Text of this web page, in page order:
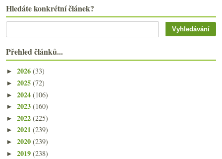
Hledáte konkrétní článek?
Přehled článků...
► 2026 (33)
► 2025 (72)
► 2024 (106)
► 2023 (160)
► 2022 (225)
► 2021 (239)
► 2020 (239)
► 2019 (238)